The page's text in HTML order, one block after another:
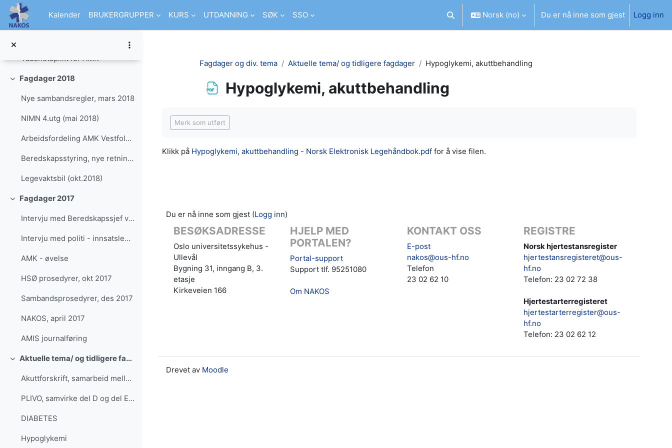
Gå til hovedinnhold
Kalender
BRUKERGRUPPER KURS UTDANNING SØK SSO Veksle inndata for søk
Norsk ‎(no)‎ Du er nå inne som gjest Logg inn
Skjul
NEWS i Indeks, Kramper, Aortadisseksjon, Evidens i HLR instruksjon, Blødningskontroll, Tid til første kompresjon
Taushetsplikt for AMK
SkjulFagdager 2018
Nye sambandsregler, mars 2018
NIMN 4.utg (mai 2018)
Arbeidsfordeling AMK Vestfold-Telemark
Beredskapsstyring, nye retningslinjer (fagd.okt.2018)
Legevaktsbil (okt.2018)
SkjulFagdager 2017
Intervju med Beredskapssjef ved SiV
Intervju med politi - innsatsleder
AMK - øvelse
HSØ prosedyrer, okt 2017
Sambandsprosedyrer, des 2017
NAKOS, april 2017
AMIS journalføring
Skjul Aktuelle tema/ og tidligere fagdager
Akuttforskrift, samarbeid mellom AMK og LV
PLIVO, samvirke del D og del E (utgått)
DIABETES
Hypoglykemi
Fagdager og div. tema Aktuelle tema/ og tidligere fagdager Hypoglykemi, akuttbehandling
Hypoglykemi, akuttbehandling
Merk som utført
Klikk på Hypoglykemi, akuttbehandling - Norsk Elektronisk Legehåndbok.pdf for å vise filen.
Du er nå inne som gjest (Logg inn)
BESØKSADRESSE
Oslo universitetssykehus -
Ullevål
Bygning 31, inngang B, 3.
etasje
Kirkeveien 166
HJELP MED
PORTALEN?
Portal-support
Support tlf. 95251080
Om NAKOS
KONTAKT OSS
E-post
nakos@ous-hf.no
Telefon
23 02 62 10
REGISTRE
Norsk hjertestansregister
hjertestansregisteret@ous-
hf.no
Telefon: 23 02 72 38
Hjertestarterregisteret
hjertestarterregister@ous-
hf.no
Telefon: 23 02 62 12‬‬
Drevet av Moodle